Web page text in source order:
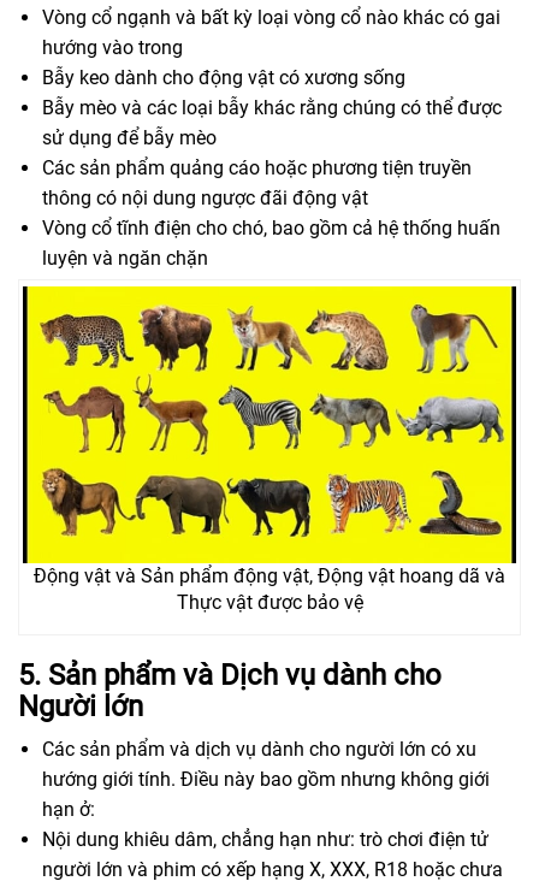
Vòng cổ ngạnh và bất kỳ loại vòng cổ nào khác có gai
hướng vào trong
Bẫy keo dành cho động vật có xương sống
Bẫy mèo và các loại bẫy khác rằng chúng có thể được
sử dụng để bẫy mèo
Các sản phẩm quảng cáo hoặc phương tiện truyền
thông có nội dung ngược đãi động vật
Vòng cổ tĩnh điện cho chó, bao gồm cả hệ thống huấn
luyện và ngăn chặn
Động vật và Sản phẩm động vật, Động vật hoang dã và
Thực vật được bảo vệ
5. Sản phẩm và Dịch vụ dành cho
Người lớn
Các sản phẩm và dịch vụ dành cho người lớn có xu
hướng giới tính. Điều này bao gồm nhưng không giới
hạn ở:
Nội dung khiêu dâm, chẳng hạn như: trò chơi điện tử
người lớn và phim có xếp hạng X, XXX, R18 hoặc chưa